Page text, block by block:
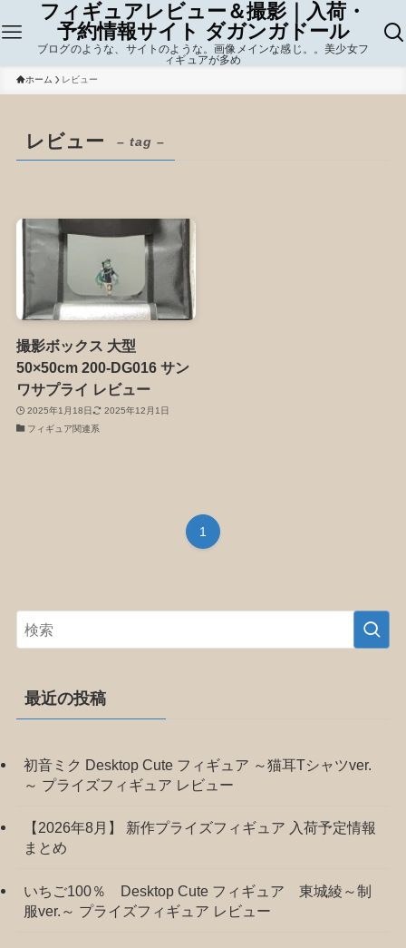
フィギュアレビュー＆撮影｜入荷・
予約情報サイト ダガンガドール
ブログのような、サイトのような。画像メインな感じ。。美少女フ
ィギュアが多め
ホーム レビュー
レビュー – tag –
撮影ボックス 大型
50×50cm 200-DG016 サン
ワサプライ レビュー
2025年1月18日
2025年12月1日
フィギュア関連系
1
最近の投稿
初音ミク Desktop Cute フィギュア ～猫耳Tシャツver.
～ プライズフィギュア レビュー
【2026年8月】 新作プライズフィギュア 入荷予定情報
まとめ
いちご100％ Desktop Cute フィギュア 東城綾～制
服ver.～ プライズフィギュア レビュー